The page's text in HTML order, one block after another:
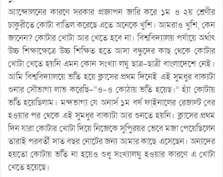
আান্দোলনের কারণে সরকার প্রজ্ঞাপন জারি করে ১ম ও ২য় শ্রেণীর
চাকুরীতে কোটা বাতিল করেছে এতে অনেকে খুশি। আমরাও খুশি, কেন
জানেন? কোটার খোটা আর খেতে হবে না। বিশ্ববিদ্যালয় পর্যায়ে অর্থাৎ
উচ্চ শিক্ষাক্ষেত্রে উচ্চ শিক্ষিত হতে আসা বন্ধুদের কাছ থেকে কোটার
খোটা খেতে হয়নি এমন কোন সংখ্যা লঘু ছাত্র-ছাত্রী বাংলাদেশে নেই।
আমি বিশ্ববিদ্যালয়ে ভর্তি হয়ে ক্লাসের প্রথম দিনেই এই সুমধুর বাক্যটা
শুনার সৌভাগ্য লাভ করেছি-“ও-ও কোঠায় ভর্তি হয়েছ।” হ্যাঁ কোটায়
ভর্তি হয়েছিলাম। মন্দভাগ্য যে অনার্স ১ম বর্ষ ফা্ইনালের রেজাল্ট বের
হওয়ার পর থেকে এই সুমধুর বাক্যটা আর শুনতে হয়নি। ক্লাসের প্রথম
দিন যারা কোটার খোটা দিয়ে নিজেকে সুপিুরয়র ভেবে মজা পেয়েছিলেন
তারাই পরবর্তী সাত বছর নোটের জন্য আমার কাছে এসেছেন। অন্যদের
হয়তো কোটায় ভর্তি না হয়েও শুধু সংখ্যালঘু হওয়ার কারণে এ খোটা
খেতে হয়েছে।